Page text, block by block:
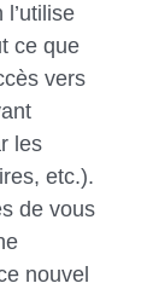
ce que
vers
les
etc.).
de vous
nouvel